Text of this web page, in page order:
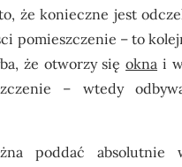
że konieczne jest
pomieszczenie – to
że otworzy sięokna i
– wtedy
poddać absolutnie